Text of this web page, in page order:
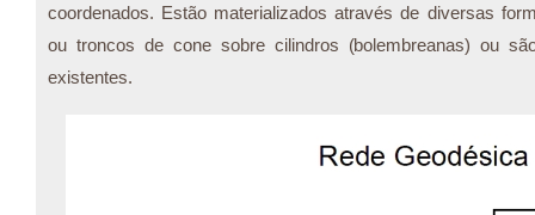
coordenados. Estão materializados através de diversas
ou troncos de cone sobre cilindros (bolembreanas) ou
existentes.